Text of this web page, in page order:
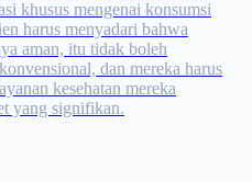
khusus mengenai konsumsi
harus menyadari bahwa
aman, itu tidak boleh
dan mereka harus
kesehatan mereka
yang signifikan.